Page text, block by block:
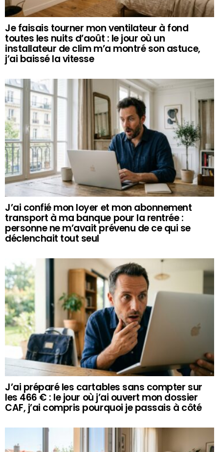
Je faisais tourner mon ventilateur à fond
toutes les nuits d’août : le jour où un
installateur de clim m’a montré son astuce,
j’ai baissé la vitesse
J’ai confié mon loyer et mon abonnement
transport à ma banque pour la rentrée :
personne ne m’avait prévenu de ce qui se
déclenchait tout seul
J’ai préparé les cartables sans compter sur
les 466 € : le jour où j’ai ouvert mon dossier
CAF, j’ai compris pourquoi je passais à côté